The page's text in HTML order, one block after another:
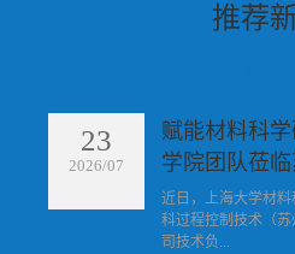
推荐
23
2026/07
赋能材料科
学院团队莅
近日，上海大学材
科过程控制技术（
司技术负...